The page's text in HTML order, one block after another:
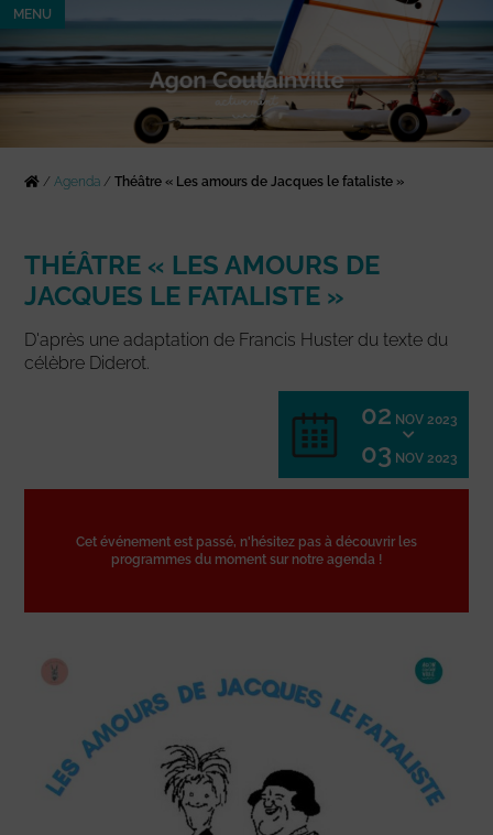
MENU
/Agenda /Théâtre « Les amours de Jacques le fataliste »
THÉÂTRE « LES AMOURS DE
JACQUES LE FATALISTE »
D'après une adaptation de Francis Huster du texte du
célèbre Diderot.
02 NOV 2023
03 NOV 2023
Cet événement est passé, n'hésitez pas à découvrir les
programmes du moment sur notre agenda !